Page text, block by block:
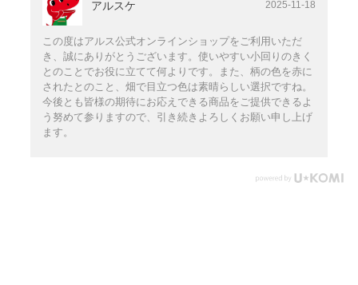
アルスケ 2025-11-18
この度はアルス公式オンラインショップをご利用いただ
き、誠にありがとうございます。使いやすい小回りのきく
とのことでお役に立てて何よりです。また、柄の色を赤に
されたとのこと、畑で目立つ色は素晴らしい選択ですね。
今後とも皆様の期待にお応えできる商品をご提供できるよ
う努めて参りますので、引き続きよろしくお願い申し上げ
ます。